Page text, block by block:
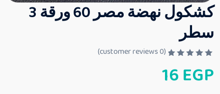
كشكول نهضة مصر 60 ورقة 3
سطر
م
ا
(
0
16EGP